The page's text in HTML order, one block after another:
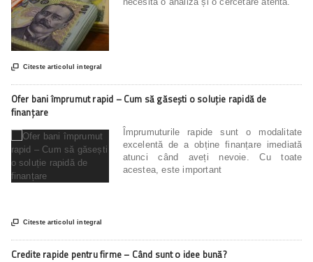
 Citeste articolul integral
Ofer bani împrumut rapid – Cum să găsești o soluție rapidă de
finanțare
Împrumuturile rapide sunt o modalitate
excelentă de a obține finanțare imediată
atunci când aveți nevoie. Cu toate
acestea, este important
 Citeste articolul integral
Credite rapide pentru firme – Când sunt o idee bună?